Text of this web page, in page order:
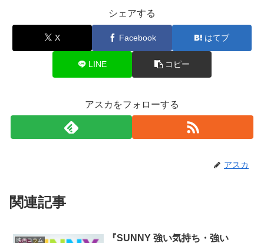
シェアする
X Facebook はてブ
LINE コピー
アスカをフォローする
アスカ
関連記事
映画コラム
『SUNNY 強い気持ち・強い